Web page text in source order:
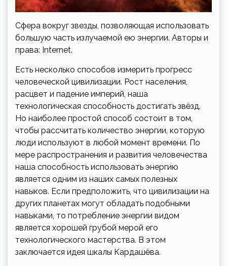
Сфера вокруг звезды, позволяющая использовать
большую часть излучаемой ею энергии. Авторы и
права: Internet.
Есть несколько способов измерить прогресс
человеческой цивилизации. Рост населения,
расцвет и падение империй, наша
технологическая способность достигать звёзд.
Но наиболее простой способ состоит в том,
чтобы рассчитать количество энергии, которую
люди используют в любой момент времени. По
мере распространения и развития человечества
наша способность использовать энергию
является одним из наших самых полезных
навыков. Если предположить, что цивилизации на
других планетах могут обладать подобными
навыками, то потребление энергии видом
является хорошей грубой мерой его
технологического мастерства. В этом
заключается идея шкалы Кардашёва.